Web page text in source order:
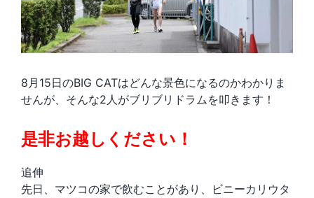
8月15日のBIG CATはどんな景色になるのかわかりま
せんが、そんな2人がブリブリドラムを叩きます！
是非お越しください！
追伸
先日、マツコの家で飲むことがあり、ビニーカリウタ